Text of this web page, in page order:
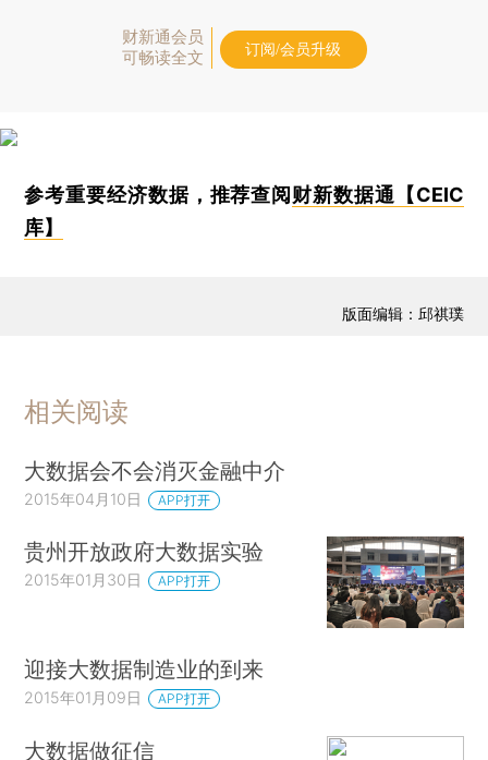
财新通会员
可畅读全文
订阅/会员升级
参考重要经济数据，推荐查阅 财新数据通【CEIC
库】
版面编辑：邱祺璞
相关阅读
大数据会不会消灭金融中介
2015年04月10日 APP打开
贵州开放政府大数据实验
2015年01月30日 APP打开
迎接大数据制造业的到来
2015年01月09日 APP打开
大数据做征信